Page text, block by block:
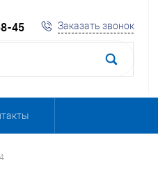
45 Заказать звонок